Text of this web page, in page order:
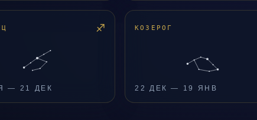
♐
— 21 ДЕК
КОЗЕРОГ
22 ДЕК — 19 ЯНВ